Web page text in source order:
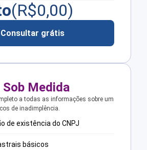
(R$0,00)
Consultar grátis
Medida
a todas as informações sobre um
de inadimplência.
de existência do CNPJ
básicos